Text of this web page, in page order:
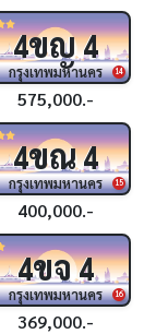
14
4ขญ4
กรุงเทพมหานคร
575,000.-
15
4ขณ4
กรุงเทพมหานคร
400,000.-
16
4ขจ4
กรุงเทพมหานคร
369,000.-